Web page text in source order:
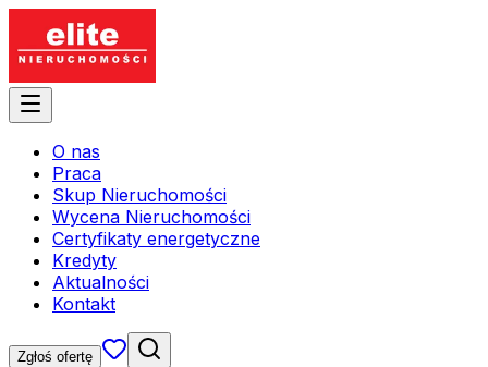
O nas
Praca
Skup Nieruchomości
Wycena Nieruchomości
Certyfikaty energetyczne
Kredyty
Aktualności
Kontakt
Zgłoś ofertę